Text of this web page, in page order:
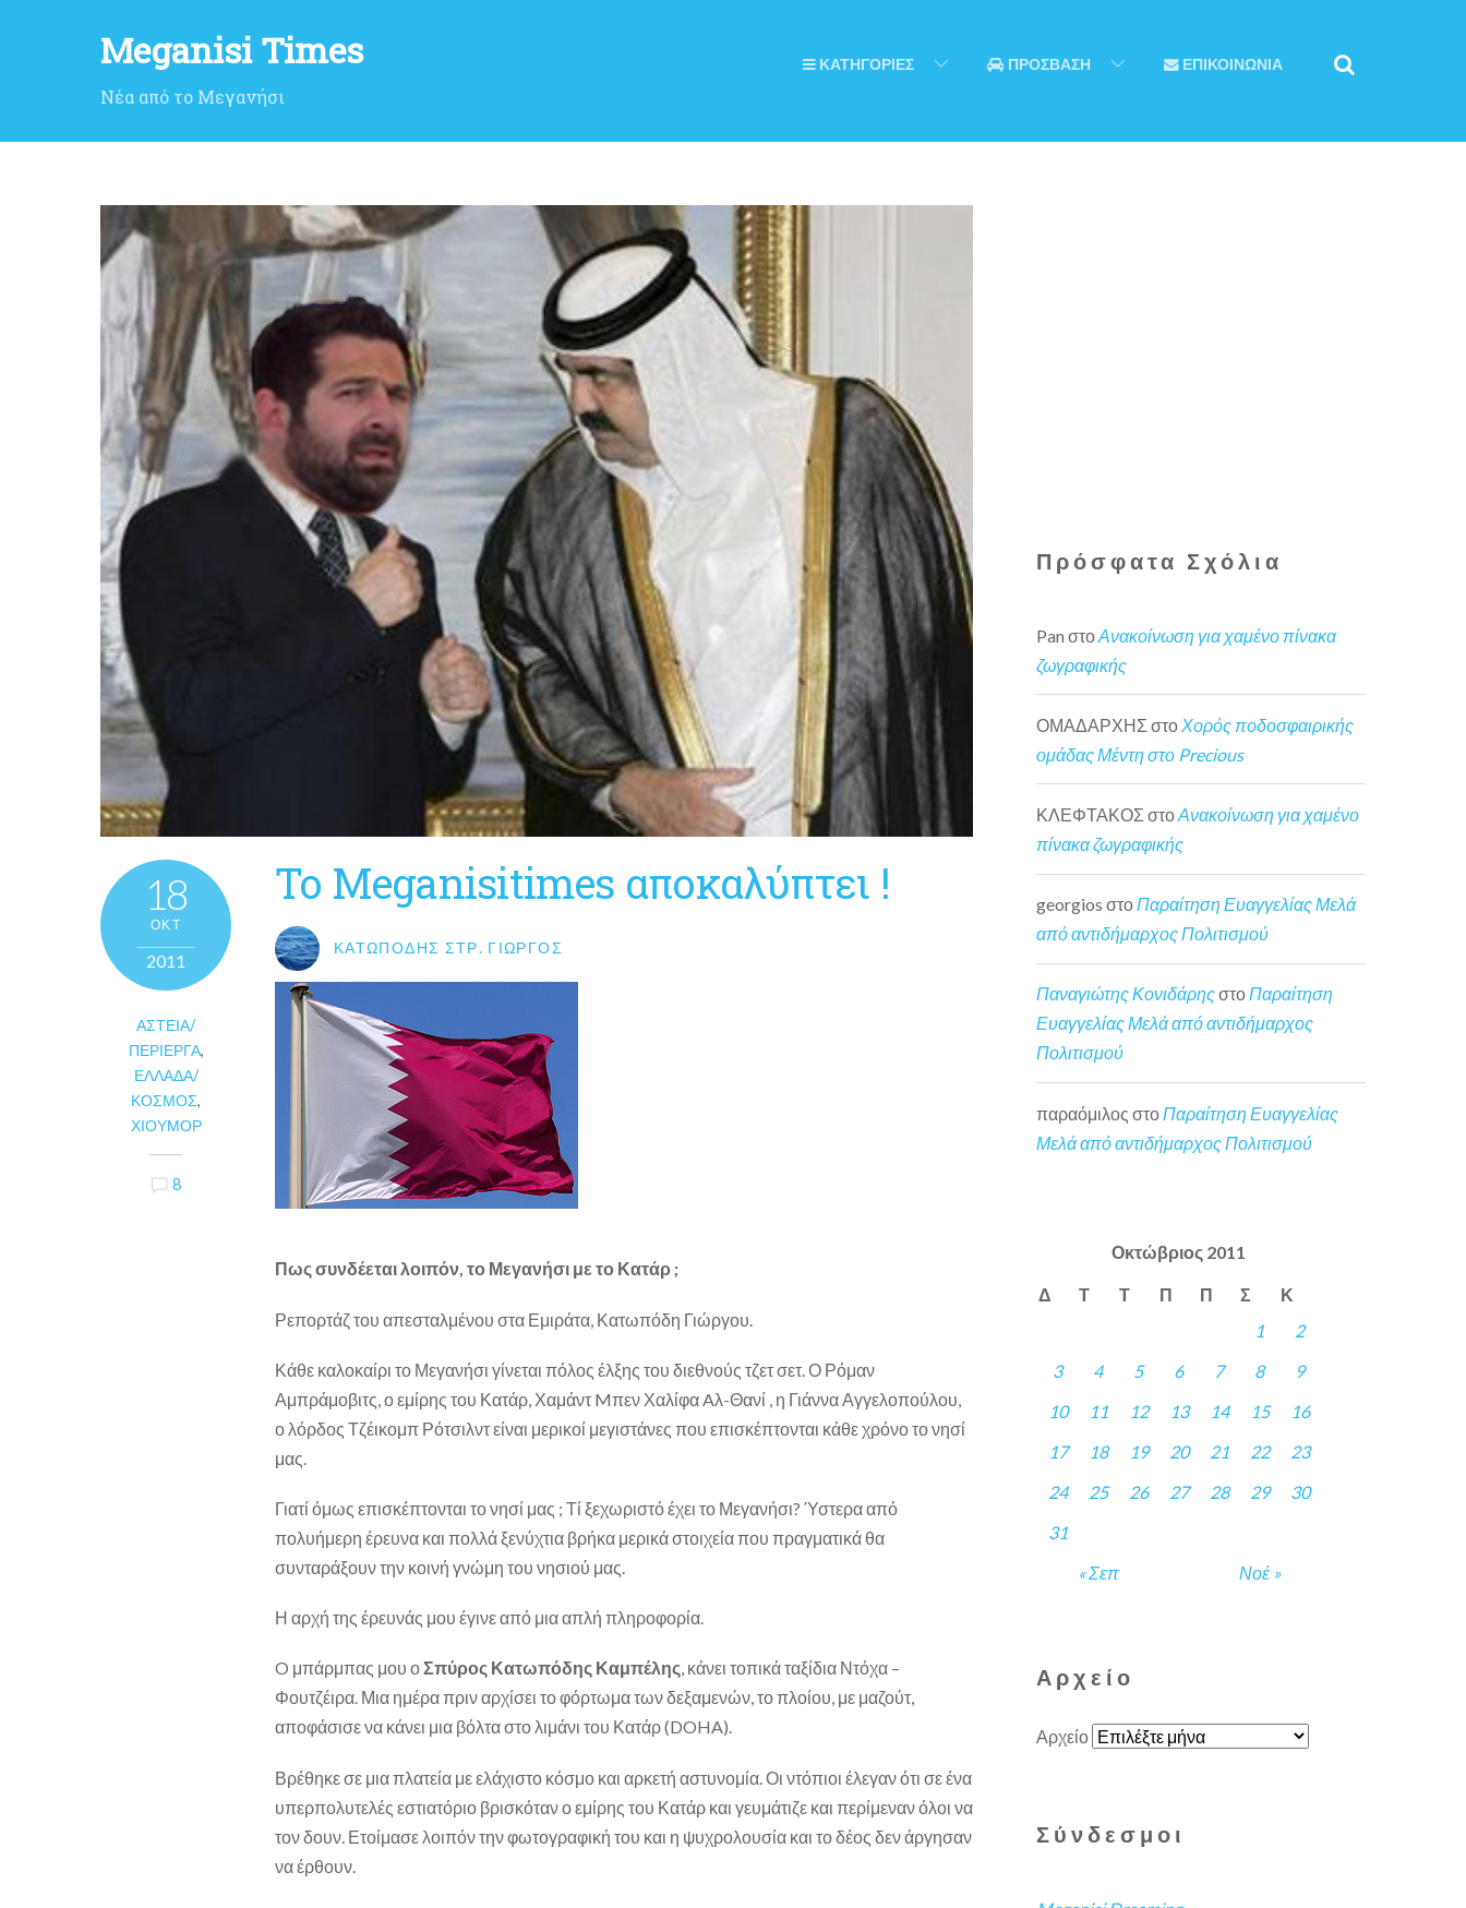
Meganisi Times
Νέα από το Μεγανήσι
ΚΑΤΗΓΟΡΙΕΣ ΠΡΟΣΒΑΣΗ ΕΠΙΚΟΙΝΩΝΙΑ
18
ΟΚΤ
2011
ΑΣΤΕΊΑ/
ΠΕΡΊΕΡΓΑ,
ΕΛΛΆΔΑ/
ΚΌΣΜΟΣ,
ΧΙΟΎΜΟΡ
8
To Meganisitimes αποκαλύπτει !
ΚΑΤΩΠΌΔΗΣ ΣΤΡ. ΓΙΏΡΓΟΣ
Πως συνδέεται λοιπόν, το Μεγανήσι με το Κατάρ ;
Ρεπορτάζ του απεσταλμένου στα Εμιράτα, Κατωπόδη Γιώργου.
Κάθε καλοκαίρι το Μεγανήσι γίνεται πόλος έλξης του διεθνούς τζετ σετ. Ο Ρόμαν
Αμπράμοβιτς, ο εμίρης του Κατάρ, Χαμάντ Mπεν Χαλίφα Aλ-Θανί , η Γιάννα Αγγελοπούλου,
ο λόρδος Τζέικομπ Ρότσιλντ είναι μερικοί μεγιστάνες που επισκέπτονται κάθε χρόνο το νησί
μας.
Γιατί όμως επισκέπτονται το νησί μας ; Τί ξεχωριστό έχει το Μεγανήσι? Ύστερα από
πολυήμερη έρευνα και πολλά ξενύχτια βρήκα μερικά στοιχεία που πραγματικά θα
συνταράξουν την κοινή γνώμη του νησιού μας.
Η αρχή της έρευνάς μου έγινε από μια απλή πληροφορία.
O μπάρμπας μου οΣπύρος Κατωπόδης Καμπέλης, κάνει τοπικά ταξίδια Ντόχα –
Φουτζέιρα. Μια ημέρα πριν αρχίσει το φόρτωμα των δεξαμενών, το πλοίου, με μαζούτ,
αποφάσισε να κάνει μια βόλτα στο λιμάνι του Κατάρ (DOHA).
Βρέθηκε σε μια πλατεία με ελάχιστο κόσμο και αρκετή αστυνομία. Οι ντόπιοι έλεγαν ότι σε ένα
υπερπολυτελές εστιατόριο βρισκόταν ο εμίρης του Κατάρ και γευμάτιζε και περίμεναν όλοι να
τον δουν. Ετοίμασε λοιπόν την φωτογραφική του και η ψυχρολουσία και το δέος δεν άργησαν
να έρθουν.
Πρόσφατα Σχόλια
Pan στοΑνακοίνωση για χαμένο πίνακα
ζωγραφικής
ΟΜΑΔΑΡΧΗΣ στο Χορός ποδοσφαιρικής
ομάδας Μέντη στο Precious
ΚΛΕΦΤΑΚΟΣ στοΑνακοίνωση για χαμένο
πίνακα ζωγραφικής
georgios στοΠαραίτηση Ευαγγελίας Μελά
από αντιδήμαρχος Πολιτισμού
Παναγιώτης ΚονιδάρηςστοΠαραίτηση
Ευαγγελίας Μελά από αντιδήμαρχος
Πολιτισμού
παραόμιλος στο Παραίτηση Ευαγγελίας
Μελά από αντιδήμαρχος Πολιτισμού
Οκτώβριος 2011
Δ Τ Τ Π Π Σ Κ
« Σεπ Νοέ »
1
2
3
4 5 6 7 8
9
10
11 12 13 14 15
16
17
18 19 20 21 22
23
24
25 26 27 28 29
30
31
Αρχείο
Αρχείο
Σύνδεσμοι